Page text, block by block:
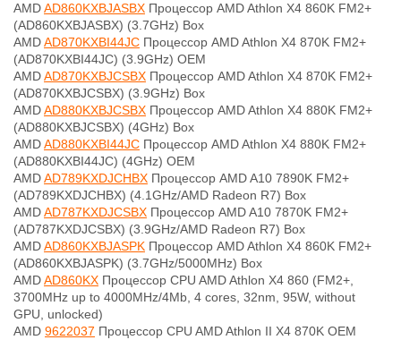
AMDAD860KXBJASBX Процессор AMD Athlon X4 860K FM2+
(AD860KXBJASBX) (3.7GHz) Box
AMDAD870KXBI44JC Процессор AMD Athlon X4 870K FM2+
(AD870KXBI44JC) (3.9GHz) OEM
AMDAD870KXBJCSBX Процессор AMD Athlon X4 870K FM2+
(AD870KXBJCSBX) (3.9GHz) Box
AMDAD880KXBJCSBX Процессор AMD Athlon X4 880K FM2+
(AD880KXBJCSBX) (4GHz) Box
AMDAD880KXBI44JC Процессор AMD Athlon X4 880K FM2+
(AD880KXBI44JC) (4GHz) OEM
AMDAD789KXDJCHBX Процессор AMD A10 7890K FM2+
(AD789KXDJCHBX) (4.1GHz/AMD Radeon R7) Box
AMDAD787KXDJCSBX Процессор AMD A10 7870K FM2+
(AD787KXDJCSBX) (3.9GHz/AMD Radeon R7) Box
AMDAD860KXBJASPK Процессор AMD Athlon X4 860K FM2+
(AD860KXBJASPK) (3.7GHz/5000MHz) Box
AMDAD860KX Процессор CPU AMD Athlon X4 860 (FM2+,
3700MHz up to 4000MHz/4Mb, 4 cores, 32nm, 95W, without
GPU, unlocked)
AMD 9622037 Процессор CPU AMD Athlon II X4 870K OEM